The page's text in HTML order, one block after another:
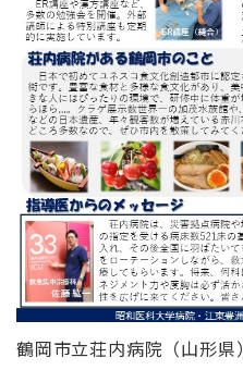
鶴岡市立荘内病院（山形県）